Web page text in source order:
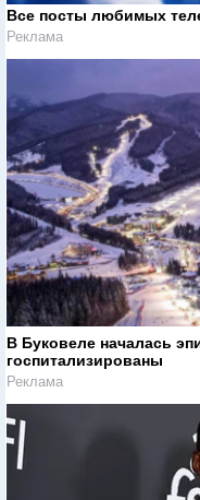
Все посты любимых
Реклама
В Буковеле началась
госпитализированы
Реклама